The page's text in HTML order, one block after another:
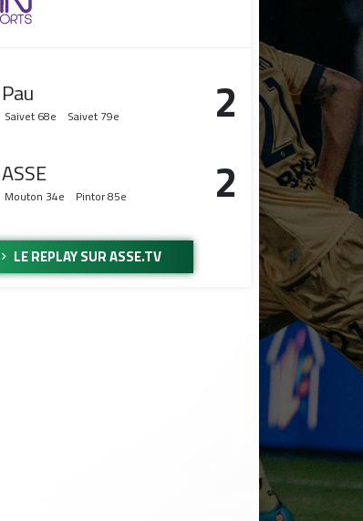
Pau
Saivet 68e Saivet 79e 2
ASSE
Mouton 34e Pintor85e 2
LE REPLAY SUR ASSE.TV